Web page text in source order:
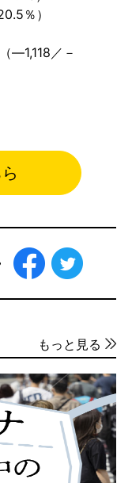
％）
―1,118 ／－
もっと見る